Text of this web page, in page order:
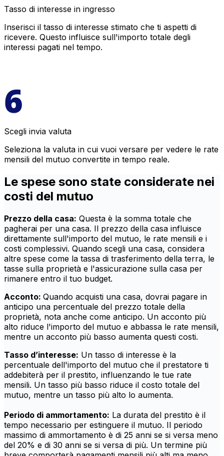
Tasso di interesse in ingresso
Inserisci il tasso di interesse stimato che ti aspetti di
ricevere. Questo influisce sull'importo totale degli
interessi pagati nel tempo.
Scegli invia valuta
Seleziona la valuta in cui vuoi versare per vedere le rate
mensili del mutuo convertite in tempo reale.
Le spese sono state considerate nei
costi del mutuo
Prezzo della casa: Questa è la somma totale che
pagherai per una casa. Il prezzo della casa influisce
direttamente sull'importo del mutuo, le rate mensili e i
costi complessivi. Quando scegli una casa, considera
altre spese come la tassa di trasferimento della terra, le
tasse sulla proprietà e l'assicurazione sulla casa per
rimanere entro il tuo budget.
Acconto: Quando acquisti una casa, dovrai pagare in
anticipo una percentuale del prezzo totale della
proprietà, nota anche come anticipo. Un acconto più
alto riduce l'importo del mutuo e abbassa le rate mensili,
mentre un acconto più basso aumenta questi costi.
Tasso d’interesse: Un tasso di interesse è la
percentuale dell'importo del mutuo che il prestatore ti
addebiterà per il prestito, influenzando le tue rate
mensili. Un tasso più basso riduce il costo totale del
mutuo, mentre un tasso più alto lo aumenta.
Periodo di ammortamento: La durata del prestito è il
tempo necessario per estinguere il mutuo. Il periodo
massimo di ammortamento è di 25 anni se si versa meno
del 20% e di 30 anni se si versa di più. Un termine più